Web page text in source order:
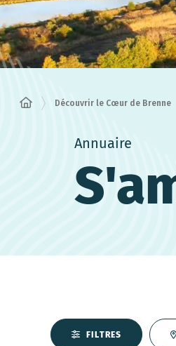
Découvrir le Cœur de Brenne
Annuaire
FILTRES